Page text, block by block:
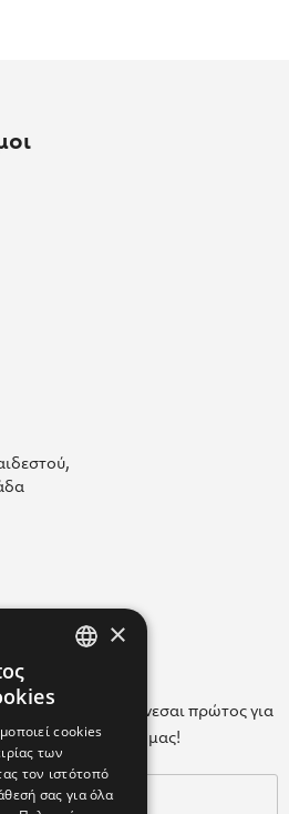
για να ενημερώνεσαι πρώτος για
προϊόντα μας!
×
cookies
των
τον ιστότοπό
σας για όλα